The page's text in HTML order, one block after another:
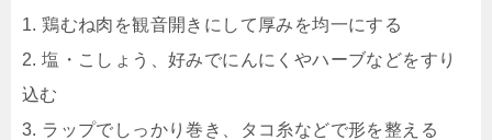
1. 鶏むね肉を観音開きにして厚みを均一にする
2. 塩・こしょう、好みでにんにくやハーブなどをすり
込む
3. ラップでしっかり巻き、タコ糸などで形を整える